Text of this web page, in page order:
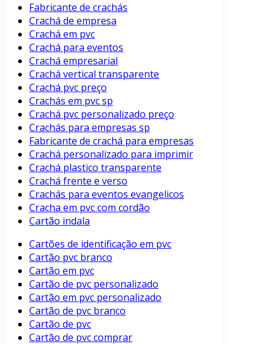
Fabricante de crachás
Crachá de empresa
Crachá em pvc
Crachá para eventos
Crachá empresarial
Crachá vertical transparente
Crachá pvc preço
Crachás em pvc sp
Crachá pvc personalizado preço
Crachás para empresas sp
Fabricante de crachá para empresas
Crachá personalizado para imprimir
Crachá plastico transparente
Crachá frente e verso
Crachás para eventos evangelicos
Cracha em pvc com cordão
Cartão indala
Cartões de identificação em pvc
Cartão pvc branco
Cartão em pvc
Cartão de pvc personalizado
Cartão em pvc personalizado
Cartão de pvc branco
Cartão de pvc
Cartão de pvc comprar